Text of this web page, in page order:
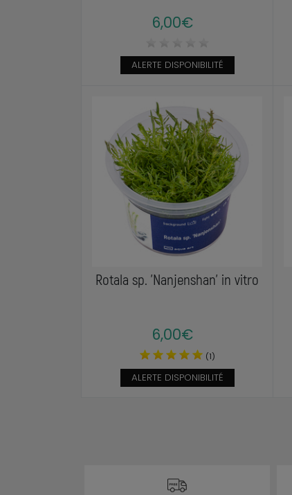
6,00€
ALERTE DISPONIBILITÉ
Rotala sp. 'Nanjenshan' in vitro
6,00€
(1)
ALERTE DISPONIBILITÉ